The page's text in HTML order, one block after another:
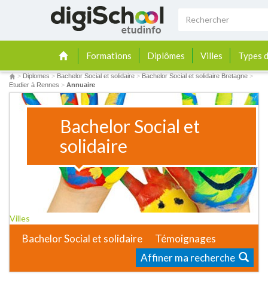
Formations Diplômes Villes Types
> Diplomes > Bachelor Social et solidaire > Bachelor Social et solidaire Bretagne >
Etudier à Rennes > Annuaire
Bachelor Social et
solidaire
Villes
Bachelor Social et solidaire
Témoignages
Affiner ma recherche